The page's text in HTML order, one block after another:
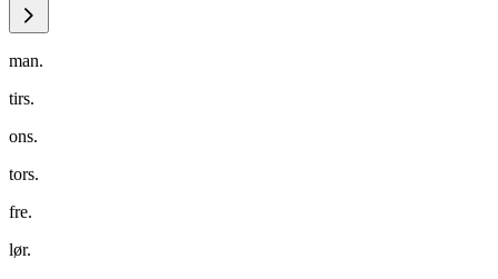
man.
tirs.
ons.
tors.
fre.
lør.